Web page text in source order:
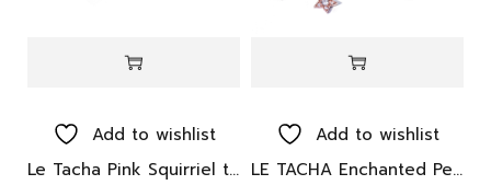
Add to wishlist
Le Tacha Pink Squirriel tail with Crescent Moon earrings ต่างหู LE TACHA เงินแท้ Rhodium พระจันทร์เสี้ยวไวท์โทพาส เคลือบ อีนาเมลสีม่วง หางกระรอกอีนาเมลไล่เฉดสีชมพ
Add to wishlist
LE TACHA Enchanted Peony Petals – Pink blush with Forest charms สร้อยข้อมือ กลีบดอกโบตั๋นอีนาเมลสีชมพู มีชาร์ม: ดาวเงิน, ดอกชบา, ดอกโบตั๋น มีพลอยไวท์โทพาส